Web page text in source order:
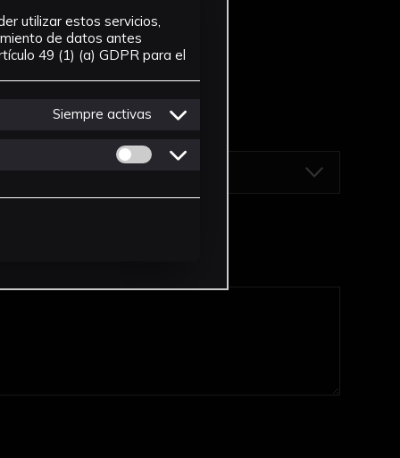
utilizar estos servicios,
de datos antes
49 (1) (a) GDPR para el
Siempre activas
Permitir cookies de Personalizacion